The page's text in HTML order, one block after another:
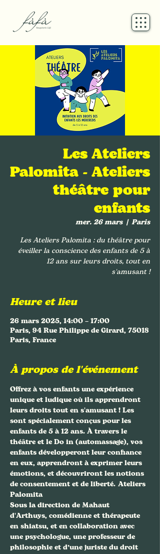
Les Ateliers
Palomita - Ateliers
théâtre pour
enfants
mer. 26 mars
  |
Paris
Les Ateliers Palomita : du théâtre pour
éveiller la conscience des enfants de 5 à
12 ans sur leurs droits, tout en
s'amusant !
Heure et lieu
26 mars 2025, 14:00 – 17:00
Paris, 94 Rue Philippe de Girard, 75018
Paris, France
À propos de l'événement
Offrez à vos enfants une expérience
unique et ludique où ils apprendront
leurs droits tout en s'amusant ! Les
sont spécialement conçus pour les
enfants de 5 à 12 ans. À travers le
théâtre et le Do in (automassage), vos
enfants développeront leur confiance
en eux, apprendront à exprimer leurs
émotions, et découvriront les notions
de consentement et de liberté. Ateliers
Palomita
Sous la direction de Mahaut
d'Arthuys, comédienne et thérapeute
en shiatsu, et en collaboration avec
une psychologue, une professeur de
philosophie et d’une juriste du droit